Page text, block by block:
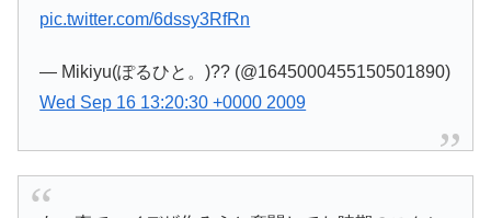
pic.twitter.com/6dssy3RfRn
— Mikiyu(ぽるひと。)?? (@1645000455150501890)
Wed Sep 16 13:20:30 +0000 2009